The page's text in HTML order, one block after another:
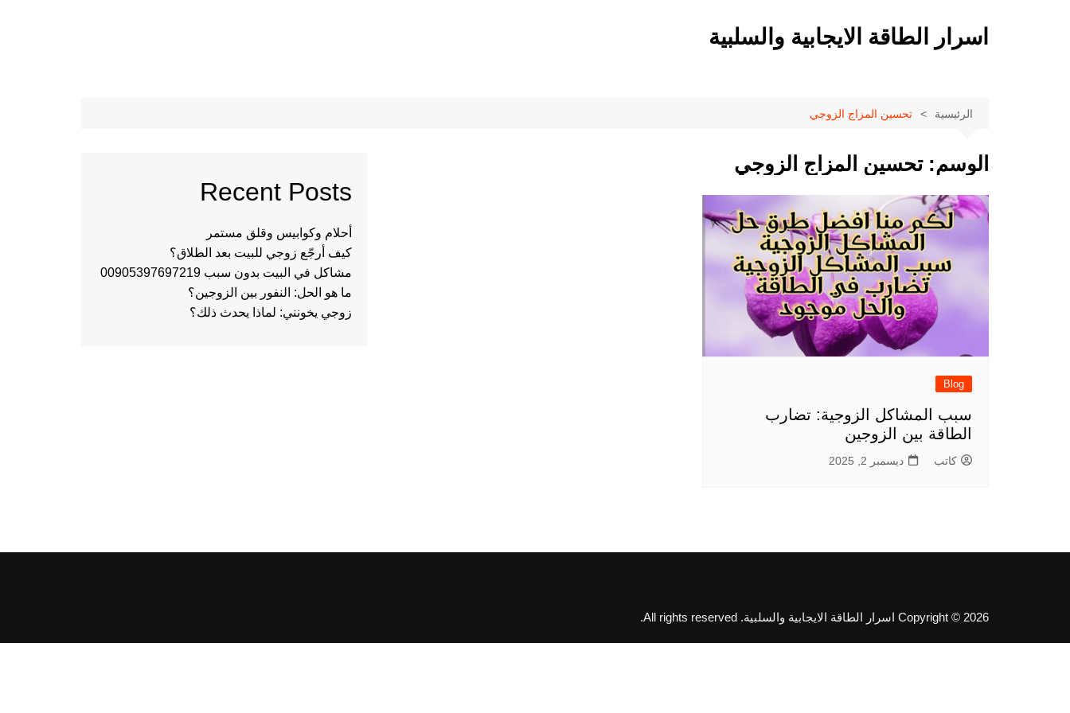
اسرار الطاقة الايجابية والسلبية
الرئيسية تحسين المزاج الزوجي
الوسم:تحسين المزاج الزوجي
Blog
سبب المشاكل الزوجية: تضارب
الطاقة بين الزوجين
كاتب ديسمبر 2, 2025
Recent Posts
أحلام وكوابيس وقلق مستمر
كيف أرجّع زوجي للبيت بعد الطلاق؟
مشاكل في البيت بدون سبب 00905397697219
ما هو الحل: النفور بين الزوجين؟
زوجي يخونني: لماذا يحدث ذلك؟
Copyright © 2026 اسرار الطاقة الايجابية والسلبية. All rights reserved.